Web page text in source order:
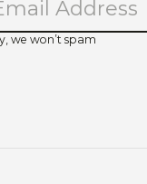
we won’t spam